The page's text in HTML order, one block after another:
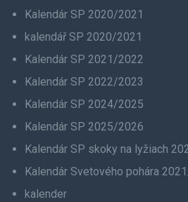
Kalendár SP 2020/2021
kalendář SP 2020/2021
Kalendár SP 2021/2022
Kalendár SP 2022/2023
Kalendár SP 2024/2025
Kalendár SP 2025/2026
Kalendár SP skoky na lyžiach
Kalendár Svetového pohára
kalender